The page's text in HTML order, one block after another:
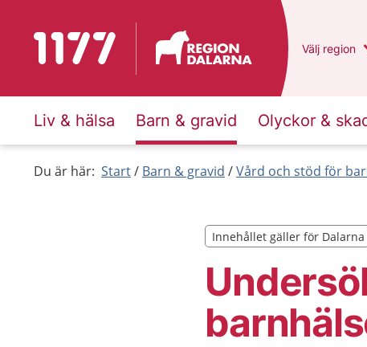
Till startsidan för 1177 Du har valt
Välj en
region
Liv & hälsa Barn & gravid Olyckor &
Du är här: Start Barn & gravid Vård och stöd för
Innehållet gäller för Dalarna
Innehållet gäller för Dalarna